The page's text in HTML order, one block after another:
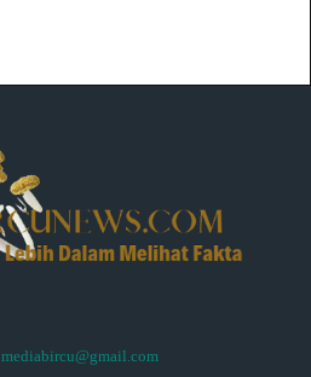
mediabircu@gmail.com